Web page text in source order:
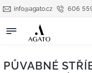
606
info@agato.cz
PŮVABNÉ